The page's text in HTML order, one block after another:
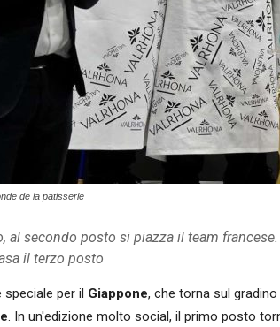
de la patisserie
al secondo posto si piazza il team
il terzo posto
speciale per il Giappone, che torna sul
. In un'edizione molto social, il primo posto